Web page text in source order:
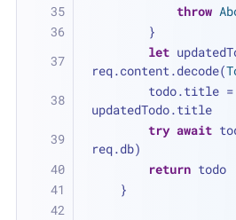
throw
        }
let
req.content.decode(
        todo.title
=
updatedTodo.title
try await
req.db)
return todo
    }